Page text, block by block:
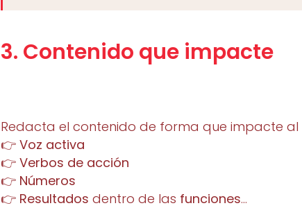
3. Contenido que impacte
Redacta el contenido de forma que impacte al
👉Voz activa
👉Verbos de acción
👉 Números
👉 Resultados dentro de las funciones…